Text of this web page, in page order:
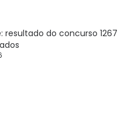
resultado do concurso 1267